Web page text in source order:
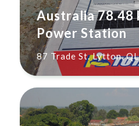
Australia 78.48
Power Station
87 Trade St. Lytton,